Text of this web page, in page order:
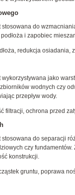
stosowana do
i zapobiec
redukcja osiadania,
wykorzystywana jako
wodnych czy
przepływ wody.
filtracji, ochrona przed
stosowana do separacji
czy
konstrukcji.
gruntu, poprawa